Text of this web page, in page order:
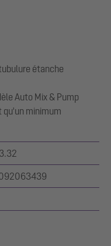
étanche
Auto Mix & Pump
minimum